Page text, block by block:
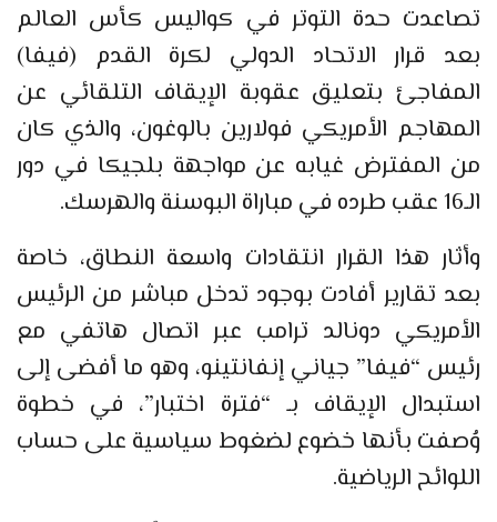
تصاعدت حدة التوتر في كواليس كأس العالم
بعد قرار الاتحاد الدولي لكرة القدم (فيفا)
المفاجئ بتعليق عقوبة الإيقاف التلقائي عن
المهاجم الأمريكي فولارين بالوغون، والذي كان
من المفترض غيابه عن مواجهة بلجيكا في دور
الـ16 عقب طرده في مباراة البوسنة والهرسك.
وأثار هذا القرار انتقادات واسعة النطاق، خاصة
بعد تقارير أفادت بوجود تدخل مباشر من الرئيس
الأمريكي دونالد ترامب عبر اتصال هاتفي مع
رئيس “فيفا” جياني إنفانتينو، وهو ما أفضى إلى
استبدال الإيقاف بـ “فترة اختبار”، في خطوة
وُصفت بأنها خضوع لضغوط سياسية على حساب
اللوائح الرياضية.